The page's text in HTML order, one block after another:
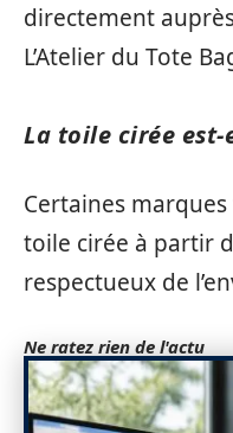
directement
L’Atelier du Tote
La toile cirée
Certaines
toile cirée à partir
respectueux de
Ne ratez rien de l'actu